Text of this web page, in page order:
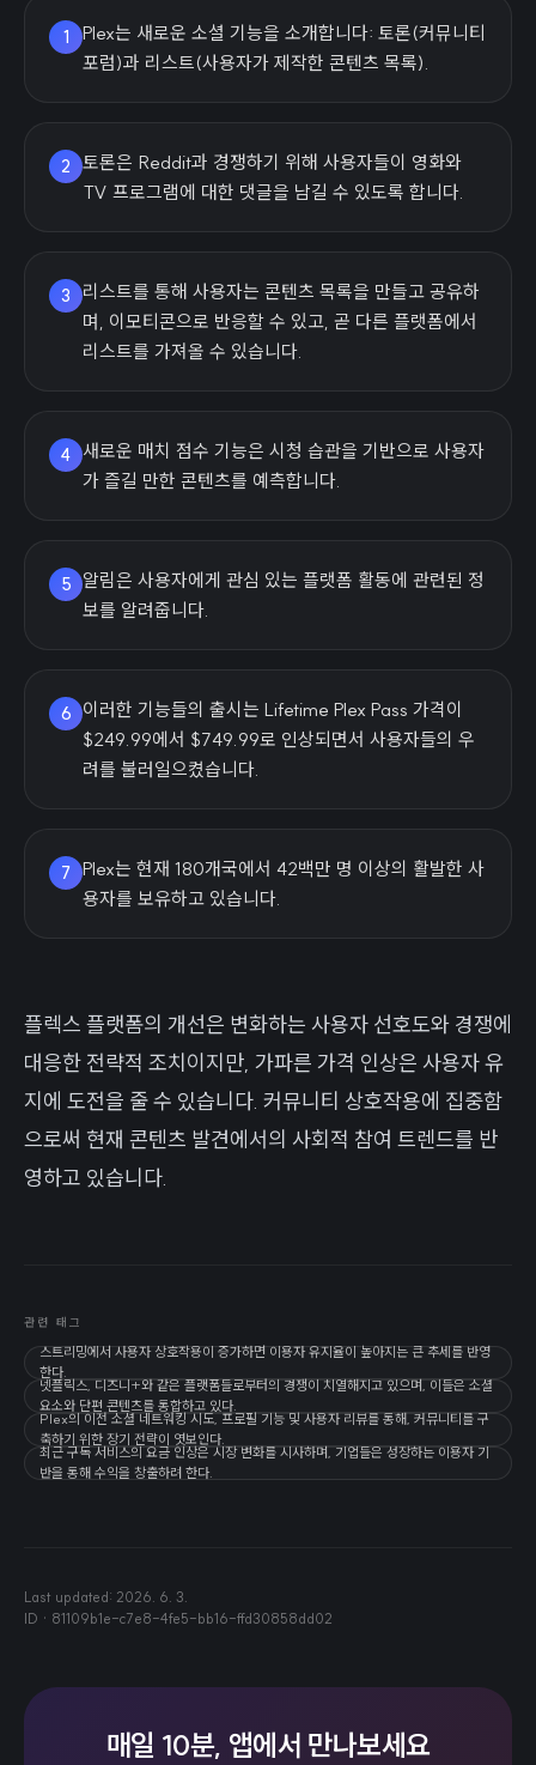
1
Plex는 새로운 소셜 기능을 소개합니다: 토론(커뮤니티
포럼)과 리스트(사용자가 제작한 콘텐츠 목록).
2
토론은 Reddit과 경쟁하기 위해 사용자들이 영화와
TV 프로그램에 대한 댓글을 남길 수 있도록 합니다.
3
리스트를 통해 사용자는 콘텐츠 목록을 만들고 공유하
며, 이모티콘으로 반응할 수 있고, 곧 다른 플랫폼에서
리스트를 가져올 수 있습니다.
4
새로운 매치 점수 기능은 시청 습관을 기반으로 사용자
가 즐길 만한 콘텐츠를 예측합니다.
5
알림은 사용자에게 관심 있는 플랫폼 활동에 관련된 정
보를 알려줍니다.
6
이러한 기능들의 출시는 Lifetime Plex Pass 가격이
$249.99에서 $749.99로 인상되면서 사용자들의 우
려를 불러일으켰습니다.
7
Plex는 현재 180개국에서 42백만 명 이상의 활발한 사
용자를 보유하고 있습니다.
플렉스 플랫폼의 개선은 변화하는 사용자 선호도와 경쟁에
대응한 전략적 조치이지만, 가파른 가격 인상은 사용자 유
지에 도전을 줄 수 있습니다. 커뮤니티 상호작용에 집중함
으로써 현재 콘텐츠 발견에서의 사회적 참여 트렌드를 반
영하고 있습니다.
관련 태그
스트리밍에서 사용자 상호작용이 증가하면 이용자 유지율이 높아지는 큰 추세를 반영
한다.
넷플릭스, 디즈니+와 같은 플랫폼들로부터의 경쟁이 치열해지고 있으며, 이들은 소셜
요소와 단편 콘텐츠를 통합하고 있다.
Plex의 이전 소셜 네트워킹 시도, 프로필 기능 및 사용자 리뷰를 통해, 커뮤니티를 구
축하기 위한 장기 전략이 엿보인다.
최근 구독 서비스의 요금 인상은 시장 변화를 시사하며, 기업들은 성장하는 이용자 기
반을 통해 수익을 창출하려 한다.
Last updated: 2026. 6. 3.
ID · 81109b1e-c7e8-4fe5-bb16-ffd30858dd02
매일 10분, 앱에서 만나보세요